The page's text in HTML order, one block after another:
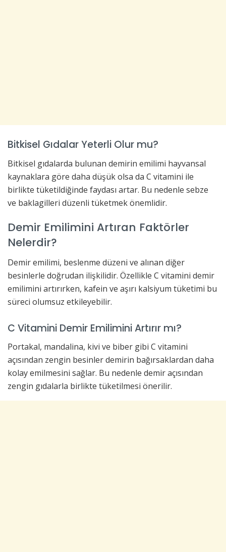
Bitkisel Gıdalar Yeterli Olur mu?
Bitkisel gıdalarda bulunan demirin emilimi hayvansal
kaynaklara göre daha düşük olsa da C vitamini ile
birlikte tüketildiğinde faydası artar. Bu nedenle sebze
ve baklagilleri düzenli tüketmek önemlidir.
Demir Emilimini Artıran Faktörler
Nelerdir?
Demir emilimi, beslenme düzeni ve alınan diğer
besinlerle doğrudan ilişkilidir. Özellikle C vitamini demir
emilimini artırırken, kafein ve aşırı kalsiyum tüketimi bu
süreci olumsuz etkileyebilir.
C Vitamini Demir Emilimini Artırır mı?
Portakal, mandalina, kivi ve biber gibi C vitamini
açısından zengin besinler demirin bağırsaklardan daha
kolay emilmesini sağlar. Bu nedenle demir açısından
zengin gıdalarla birlikte tüketilmesi önerilir.